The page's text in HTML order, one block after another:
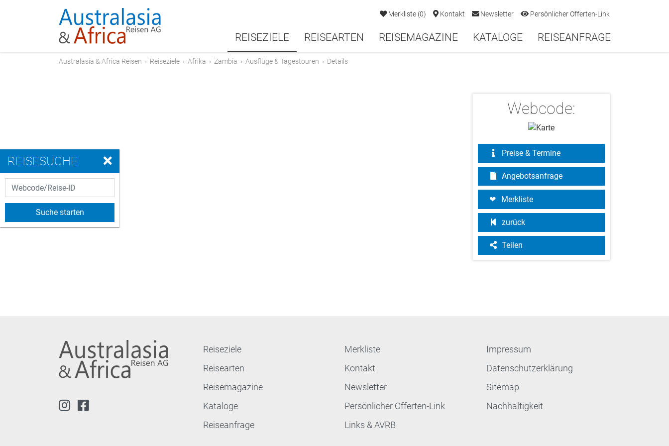
Merkliste (0) Kontakt Newsletter Persönlicher Offerten-Link
REISEZIELE REISEARTEN REISEMAGAZINE KATALOGE REISEANFRAGE
Australasia & Africa Reisen › Reiseziele › Afrika › Zambia › Ausflüge & Tagestouren › Details
Webcode:
Preise & Termine
Angebotsanfrage
Merkliste
zurück
Teilen
Reiseziele
Reisearten
Reisemagazine
Kataloge
Reiseanfrage
Merkliste
Kontakt
Newsletter
Persönlicher Offerten-Link
Links & AVRB
Impressum
Datenschutzerklärung
Sitemap
Nachhaltigkeit
REISESUCHE
Suche starten